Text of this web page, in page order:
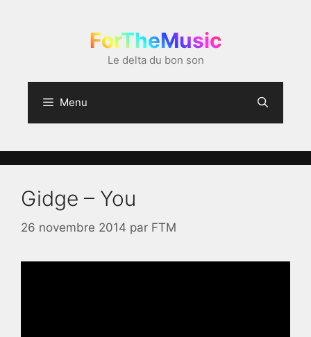
ForTheMusic
Le delta du bon son
Menu
Gidge – You
26 novembre 2014 par FTM